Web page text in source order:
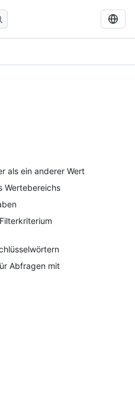
als ein anderer Wert
Wertebereichs
Abfragen mit